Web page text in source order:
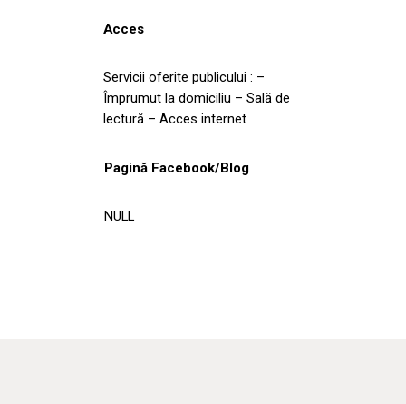
Acces
Servicii oferite publicului : –
Împrumut la domiciliu – Sală de
lectură – Acces internet
Pagină Facebook/Blog
NULL